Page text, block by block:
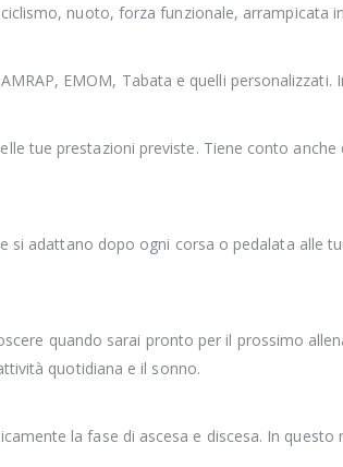
nuoto, forza funzionale,
EMOM, Tabata e quelli
tue prestazioni previste. Tiene conto
si adattano dopo ogni corsa o pedalata alle
quando sarai pronto per il prossimo
quotidiana e il sonno.
la fase di ascesa e discesa. In